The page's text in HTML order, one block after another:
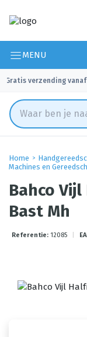
MENU
Gratis verzending
Home
Machines en
Bahco
Bast Mh
Referentie: 12085